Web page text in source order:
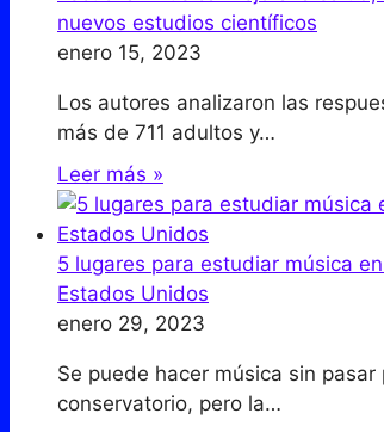
nuevos estudios científicos
enero 15, 2023
Los autores analizaron las
más de 711 adultos y…
Leer más »
5 lugares para estudiar música
Estados Unidos
enero 29, 2023
Se puede hacer música sin pasar
conservatorio, pero la…